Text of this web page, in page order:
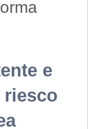
e
riesco